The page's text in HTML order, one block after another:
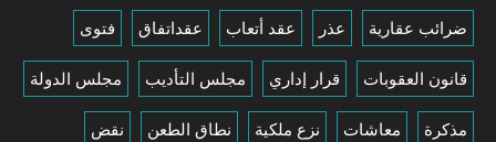
ضرائب عقارية عذر عقد أتعاب عقداتفاق فتوى
قانون العقوبات قرار إداري مجلس التأديب مجلس الدولة
مذكرة معاشات نزع ملكية نطاق الطعن نقض